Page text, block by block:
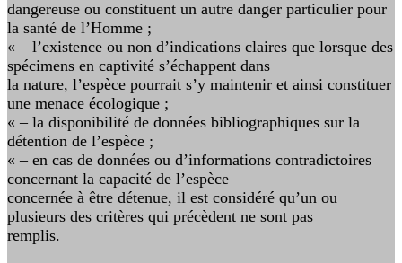
dangereuse ou constituent un autre danger particulier pour
la santé de l’Homme ;
« – l’existence ou non d’indications claires que lorsque des
spécimens en captivité s’échappent dans
la nature, l’espèce pourrait s’y maintenir et ainsi constituer
une menace écologique ;
« – la disponibilité de données bibliographiques sur la
détention de l’espèce ;
« – en cas de données ou d’informations contradictoires
concernant la capacité de l’espèce
concernée à être détenue, il est considéré qu’un ou
plusieurs des critères qui précèdent ne sont pas
remplis.